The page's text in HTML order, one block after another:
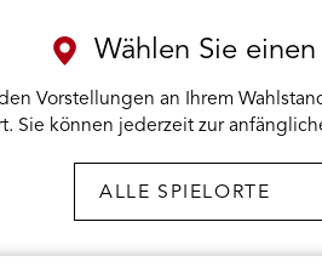
Wählen Sie
Vorstellungen an Ihrem
Sie können jederzeit zur